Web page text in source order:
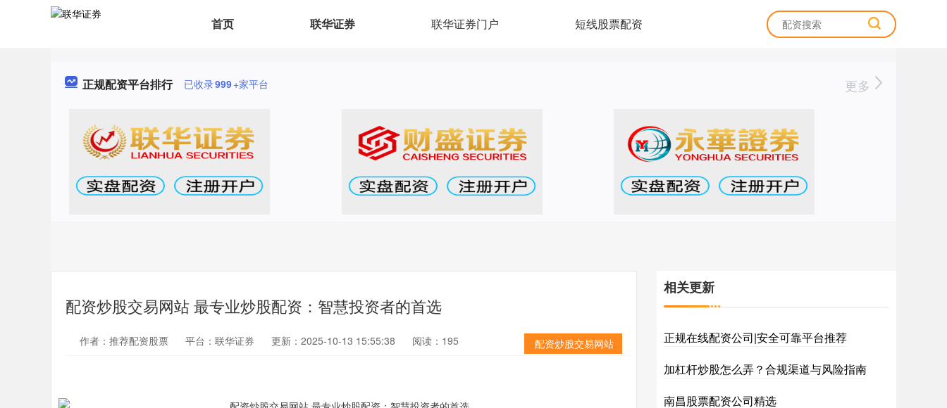
首页 联华证券 联华证券门户 短线股票配资
正规配资平台排行 已收录999+家平台 更多
配资炒股交易网站 最专业炒股配资：智慧投资者的首选
配资炒股交易网站
作者：推荐配资股票 平台：联华证券 更新：2025-10-13 15:55:38 阅读：195
相关更新
正规在线配资公司|安全可靠平台推荐
加杠杆炒股怎么弄？合规渠道与风险指南
南昌股票配资公司精选